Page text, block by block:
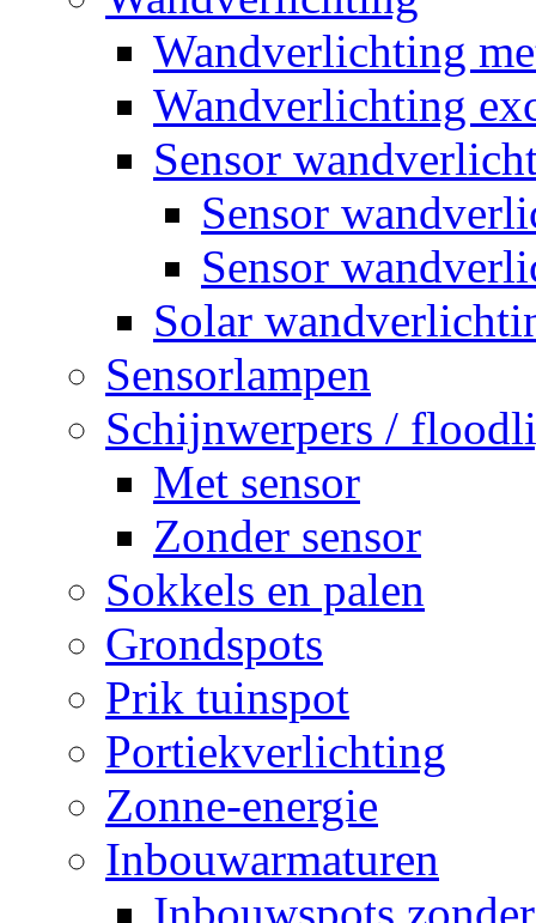
Wandverlichting
Wandverlichting
Sensor
Sensor
Sensor
Solar
Sensorlampen
Schijnwerpers /
Met sensor
Zonder sensor
Sokkels en palen
Grondspots
Prik tuinspot
Portiekverlichting
Zonne-energie
Inbouwarmaturen
Inbouwspots